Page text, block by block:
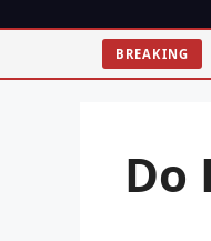
BREAKING
Consumer Goods
Do